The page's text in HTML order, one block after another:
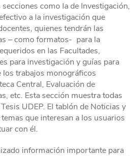
como la de Investigación,
a la investigación que
quienes tendrán las
– como formatos- para la
en las Facultades,
para investigación y guías para
trabajos monográficos
Central, Evaluación de
etc. Esta sección muestra todas
UDEP. El tablón de Noticias y
que interesan a los usuarios
con él.
información importante para